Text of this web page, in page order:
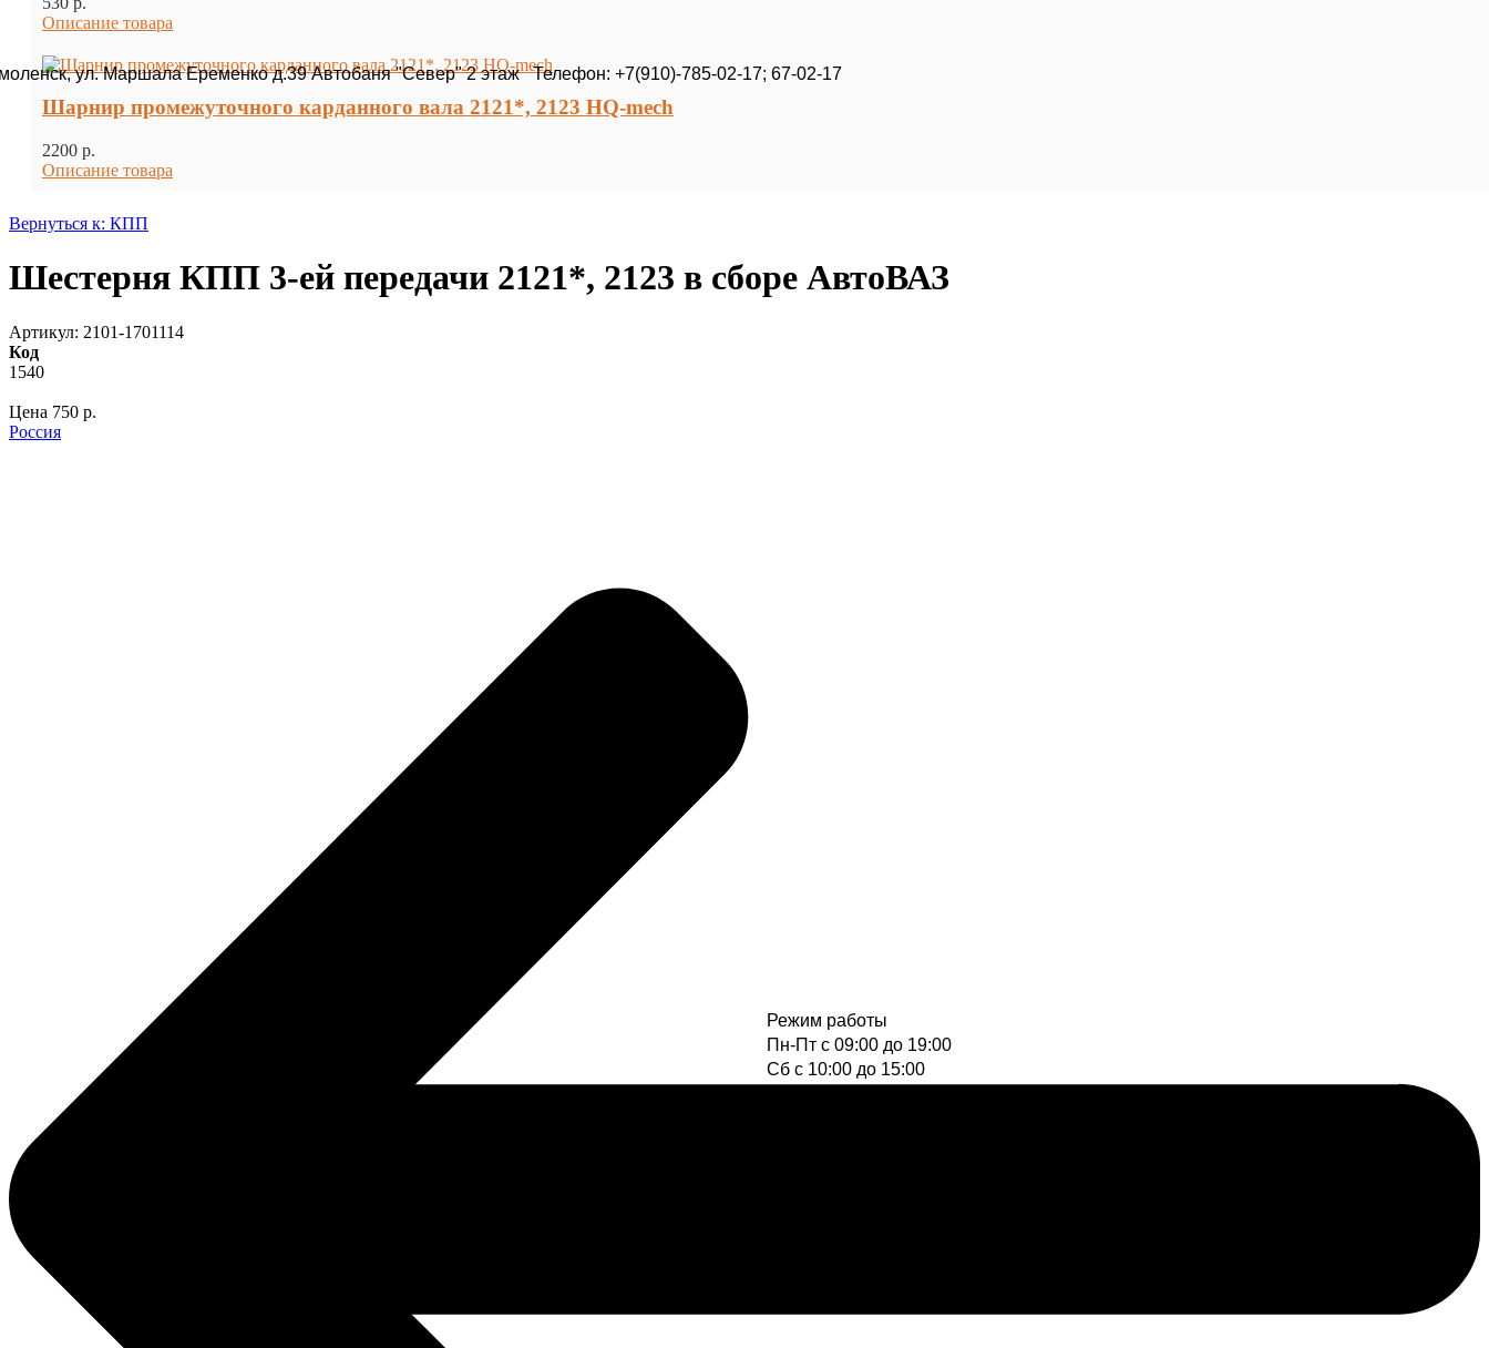
Режим работы
Пн-Пт с 09:00 до 19:00
Cб с 10:00 до 15:00
ул. Маршала Еременко д.39 Автобаня "Север" 2 этаж Телефон: +7(910)-785-02-17; 67-02-17
Описание товара
Шарнир промежуточного карданного вала 2121*, 2123 HQ-mech
2200 p.
Описание товара
Вернуться к: КПП
Шестерня КПП 3-ей передачи 2121*, 2123 в сборе АвтоВАЗ
Артикул: 2101-1701114
Код
1540
Цена 750 p.
Россия